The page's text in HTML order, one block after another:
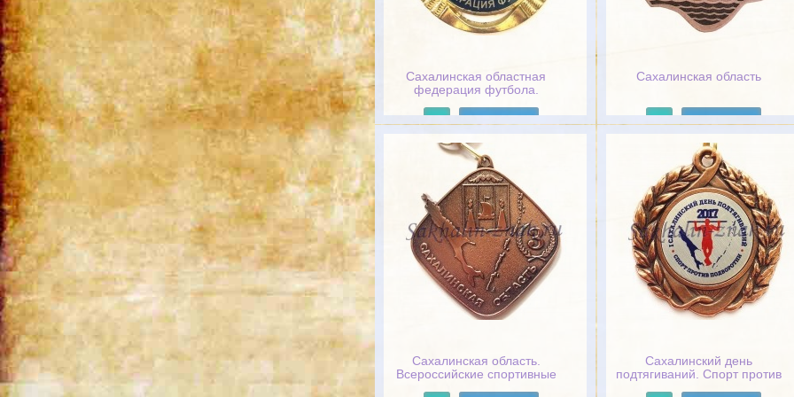
Сахалинская областная
федерация футбола.
Сахалинская область
Сахалинская область.
Всероссийские спортивные
Сахалинский день
подтягиваний. Спорт против